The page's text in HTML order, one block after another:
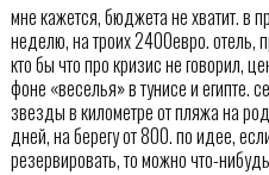
мне кажется, бюджета не хватит. в
неделю, на троих 2400евро. отель,
кто бы что про кризис не говорил,
фоне «веселья» в тунисе и египте.
звезды в километре от пляжа на
дней, на берегу от 800. по идее,
резервировать, то можно что-